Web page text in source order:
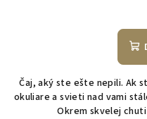
Čaj, aký ste ešte nepili. Ak
okuliare a svieti nad vami
Okrem skvelej